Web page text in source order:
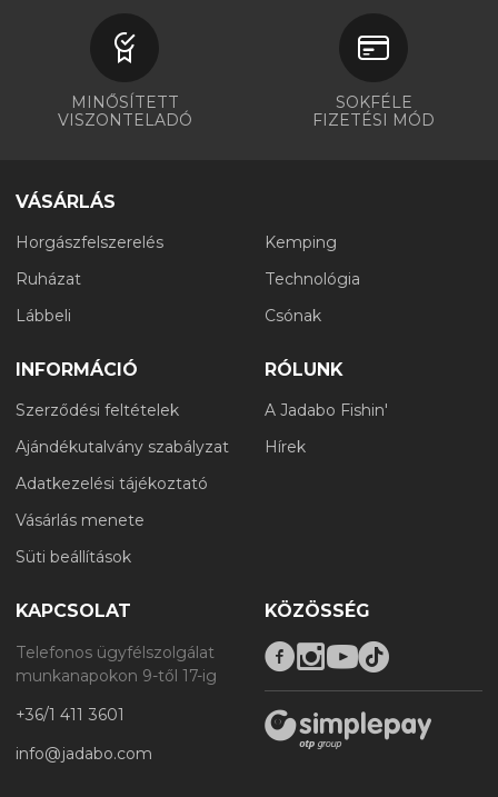
MINŐSÍTETT
VISZONTELADÓ
SOKFÉLE
FIZETÉSI MÓD
VÁSÁRLÁS
Horgászfelszerelés
Ruházat
Lábbeli
Kemping
Technológia
Csónak
INFORMÁCIÓ
Szerződési feltételek
Ajándékutalvány szabályzat
Adatkezelési tájékoztató
Vásárlás menete
Süti beállítások
RÓLUNK
A Jadabo Fishin'
Hírek
KAPCSOLAT
Telefonos ügyfélszolgálat
munkanapokon 9-től 17-ig
+36/1 411 3601
info@jadabo.com
KÖZÖSSÉG